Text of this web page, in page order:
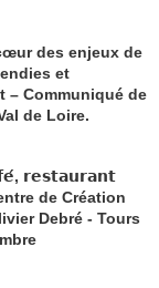
des enjeux de
et
– Communiqué de
de Loire.
𝗿𝗲𝘀𝘁𝗮𝘂𝗿𝗮𝗻𝘁
de Création
Debré - Tours